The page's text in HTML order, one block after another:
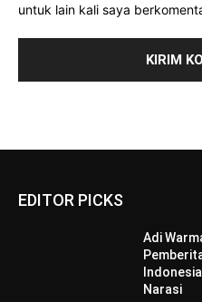
untuk lain kali saya
EDITOR PICKS
Adi
Narasi